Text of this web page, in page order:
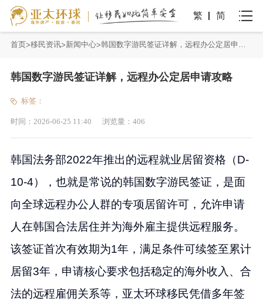
繁 简
首页 移民资讯 新闻中心 韩国数字游民签证详解，远程办公定居申请攻略
韩国数字游民签证详解，远程办公定居申请攻略
标签：
时间： 2026-06-25 11:40 浏览量： 406
韩国法务部2022年推出的远程就业居留资格（D-
10-4），也就是常说的韩国数字游民签证，是面
向全球远程办公人群的专项居留许可，允许申请
人在韩国合法居住并为海外雇主提供远程服务。
该签证首次有效期为1年，满足条件可续签至累计
居留3年，申请核心要求包括稳定的海外收入、合
法的远程雇佣关系等，亚太环球移民凭借多年签